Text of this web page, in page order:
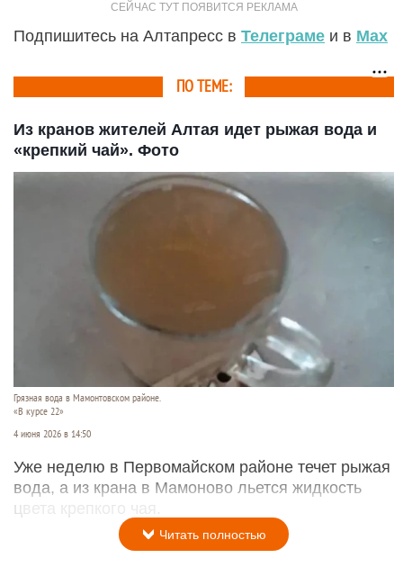
Подпишитесь на Алтапресс в Телеграме и в Max
ПО ТЕМЕ:
Из кранов жителей Алтая идет рыжая вода и
«крепкий чай». Фото
Грязная вода в Мамонтовском районе.
«В курсе 22»
4 июня 2026 в 14:50
Уже неделю в Первомайском районе течет рыжая
вода, а из крана в Мамоново льется жидкость
цвета крепкого чая.
Читать полностью